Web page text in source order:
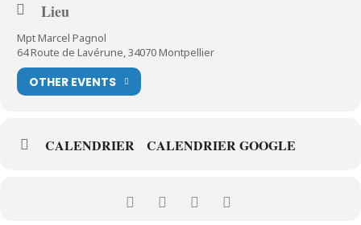
Lieu
Mpt Marcel Pagnol
64 Route de Lavérune, 34070 Montpellier
OTHER EVENTS
CALENDRIER CALENDRIER GOOGLE